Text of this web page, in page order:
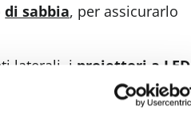
di sabbia, per assicurarlo
laterali, i proiettori a LED